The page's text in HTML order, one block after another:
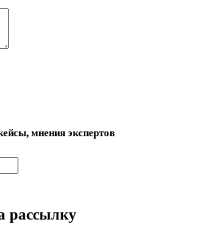
мнения экспертов
рассылку